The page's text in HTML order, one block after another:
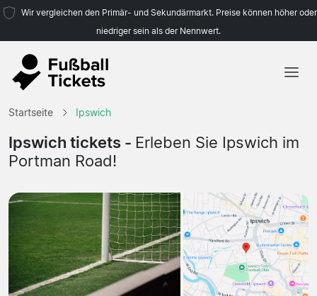
Wir vergleichen den Primär- und Sekundärmarkt. Preise können höher oder
niedriger sein als der Nennwert.
Mannschaften
Startseite Ipswich
Ipswich tickets - Erleben Sie Ipswich im
Portman Road!